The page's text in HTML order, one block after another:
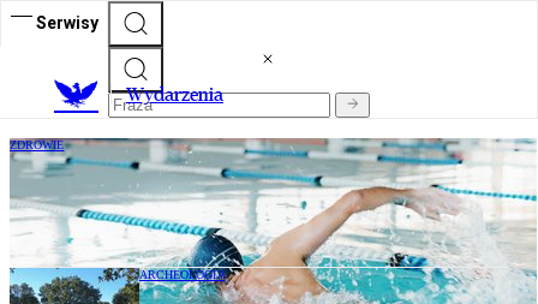
Serwisy
Wydarzenia
ZDROWIE
Naukowcy mają sposób na ból pleców.
Efekty już po ośmiu tygodniach
ARCHEOLOGIA